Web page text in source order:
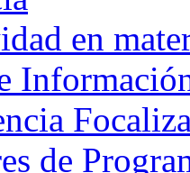
en
de